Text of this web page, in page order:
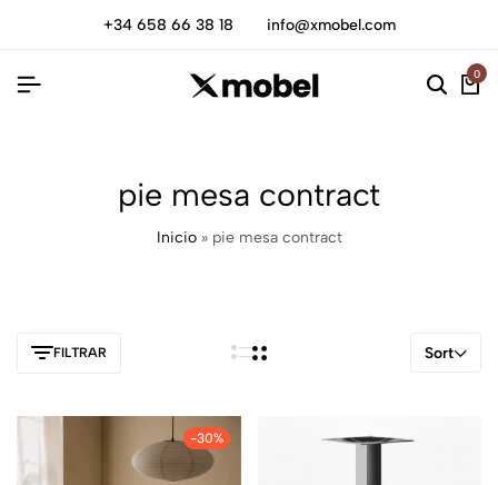
+34 658 66 38 18 info@xmobel.com
0
pie mesa contract
Inicio» pie mesa contract
FILTRAR Sort
-30%